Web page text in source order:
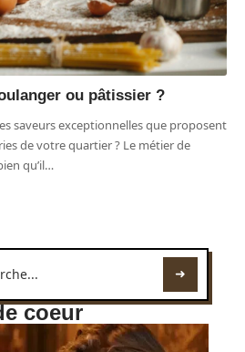
ou pâtissier ?
saveurs exceptionnelles que proposent
de votre quartier ? Le métier de
qu’il…
coeur